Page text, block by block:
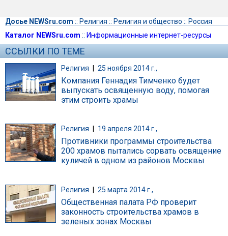
Досье NEWSru.com :: Религия :: Религия и общество :: Россия
Каталог NEWSru.com :: Информационные интернет-ресурсы
ССЫЛКИ ПО ТЕМЕ
Религия 25 ноября 2014 г.,
Компания Геннадия Тимченко будет
выпускать освященную воду, помогая
этим строить храмы
Религия 19 апреля 2014 г.,
Противники программы строительства
200 храмов пытались сорвать освящение
куличей в одном из районов Москвы
Религия | 25 марта 2014 г.,
Общественная палата РФ проверит
законность строительства храмов в
зеленых зонах Москвы